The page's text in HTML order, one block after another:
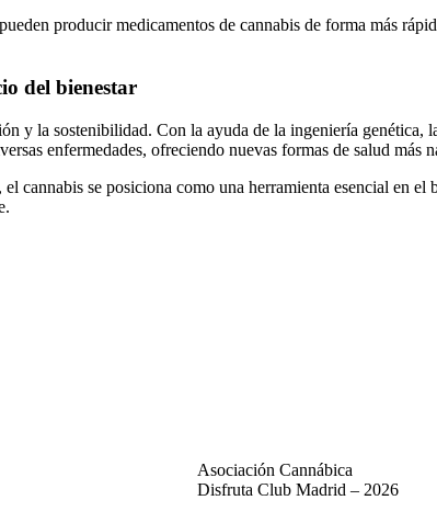
producir medicamentos de cannabis de forma más
del bienestar
y la sostenibilidad. Con la ayuda de la ingeniería
enfermedades, ofreciendo nuevas formas de salud más
cannabis se posiciona como una herramienta esencial en
Asociación Cannábica
Disfruta Club Madrid – 2026